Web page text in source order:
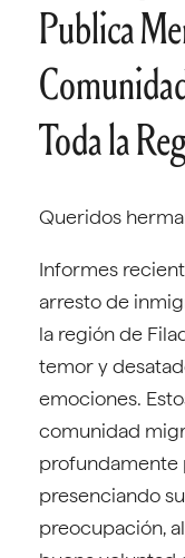
Publica
Toda la
Queridos
Informes
arresto de
la región de
temor y
emociones.
comunidad
profundamente
presenciando
preocupación,